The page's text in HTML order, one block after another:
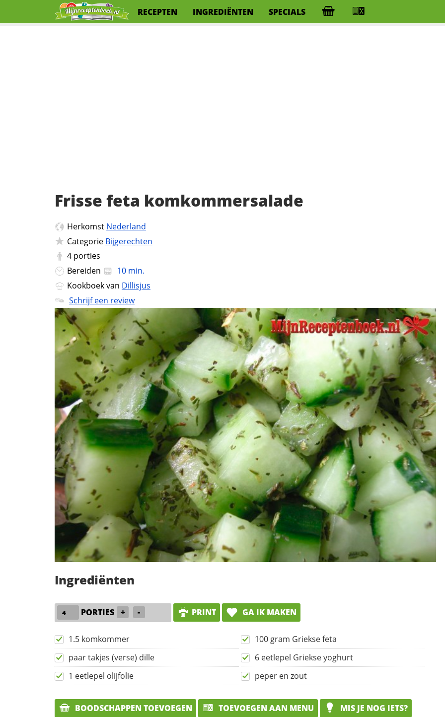
RECEPTEN INGREDIËNTEN SPECIALS
Frisse feta komkommersalade
Herkomst Nederland
Categorie Bijgerechten
4 porties
Bereiden
10 min.
Kookboek van Dillisjus
Schrijf een review
Ingrediënten
PORTIES + - PRINT GA IK MAKEN
1.5 komkommer
100 gram Griekse feta
paar takjes (verse) dille
6 eetlepel Griekse yoghurt
1 eetlepel olijfolie
peper en zout
BOODSCHAPPEN TOEVOEGEN TOEVOEGEN AAN MENU MIS JE NOG IETS?